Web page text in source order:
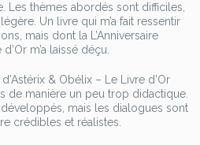
Les thèmes abordés sont difficiles,
Un livre qui m’a fait ressentir
mais dont la L’Anniversaire
m’a laissé déçu.
& Obélix – Le Livre d’Or
de manière un peu trop didactique.
développés, mais les dialogues sont
crédibles et réalistes.